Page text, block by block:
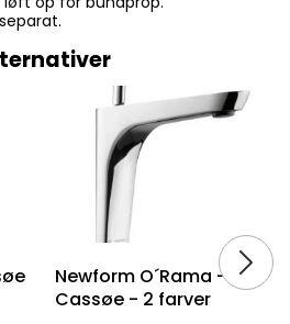
Newform O´Rama -
Cassøe - 2 farver